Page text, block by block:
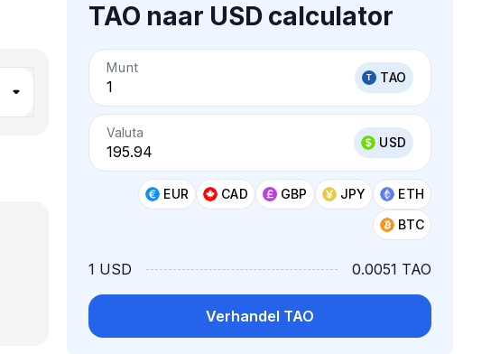
TAO naar USD calculator
Munt
TAO
Valuta
USD
EUR CAD GBP JPY
ETH
BTC
1 USD 0.0051 TAO
Verhandel TAO